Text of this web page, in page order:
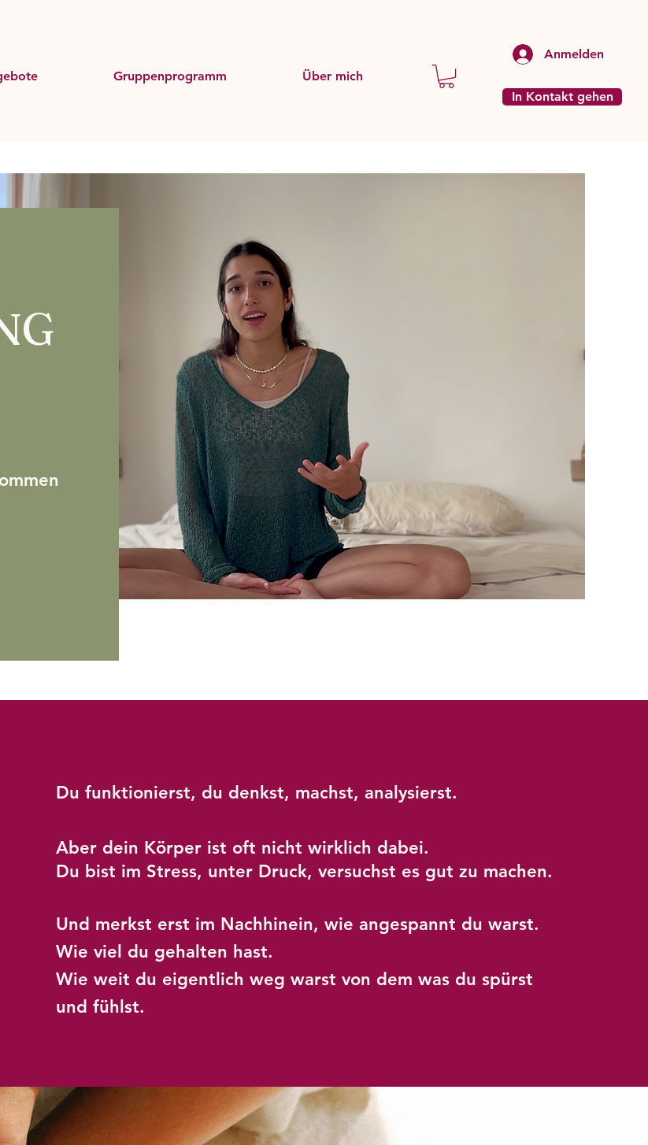
Gruppenprogramm Über mich
Anmelden
In Kontakt gehen
Du funktionierst, du denkst, machst, analysierst.
Aber dein Körper ist oft nicht wirklich dabei.
Du bist im Stress, unter Druck, versuchst es gut zu machen.
Und merkst erst im Nachhinein, wie angespannt du warst.
Wie viel du gehalten hast.
Wie weit du eigentlich weg warst von dem was du spürst
und fühlst.